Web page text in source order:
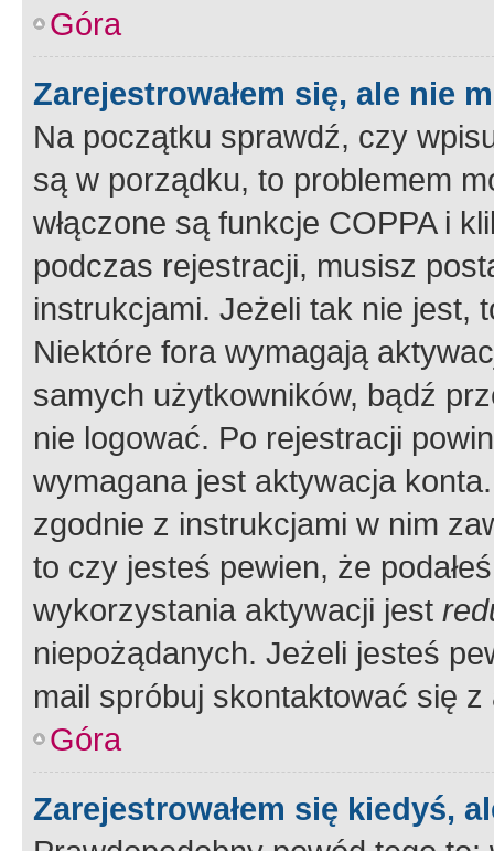
Góra
Zarejestrowałem się, ale nie
Na początku sprawdź, czy
są w porządku, to problemem
włączone są funkcje COPPA i
podczas rejestracji, musisz
instrukcjami. Jeżeli tak nie jest,
Niektóre fora wymagają
samych użytkowników, bądź
nie logować. Po rejestracji
wymagana jest aktywacja
zgodnie z instrukcjami w nim
to czy jesteś pewien, że
wykorzystania aktywacji jest
niepożądanych. Jeżeli jesteś
mail spróbuj skontaktować się
Góra
Zarejestrowałem się kiedyś,